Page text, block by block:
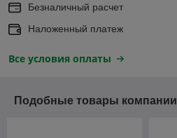
Безналичный расчет
Наложенный платеж
Все условия оплаты
Подобные товары компании